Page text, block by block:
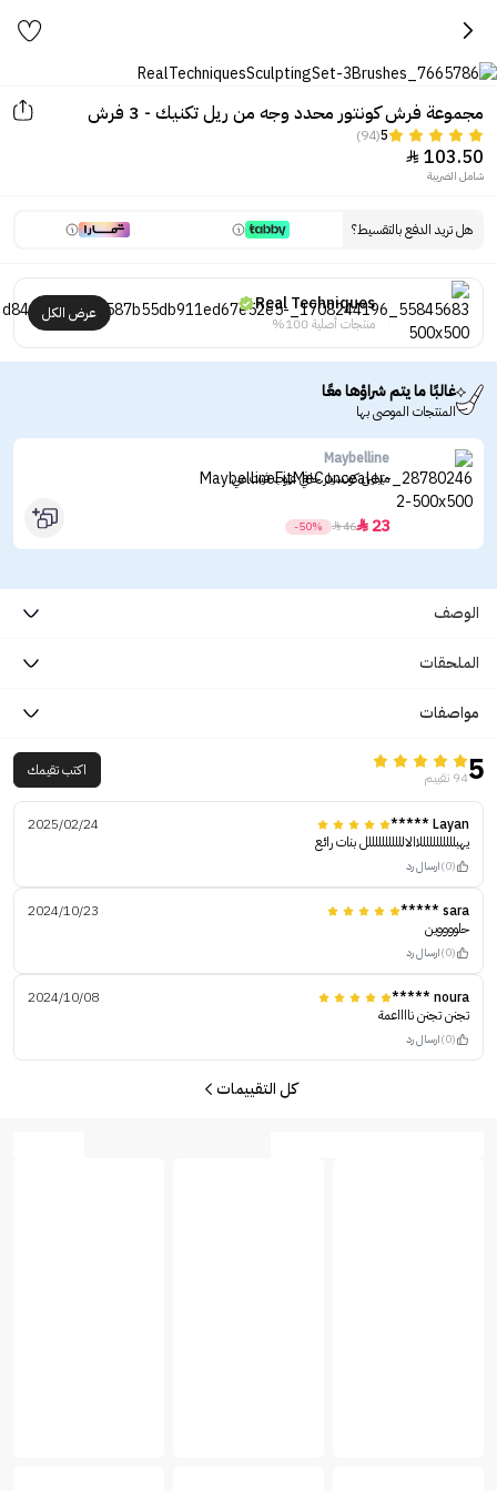
مجموعة فرش كونتور محدد وجه من ريل تكنيك - 3 فرش
5
(94)
103.50

شامل الضريبة
هل تريد الدفع بالتقسيط؟
Real Techniques
منتجات أصلية 100%
عرض الكل
غالبًا ما يتم شراؤها معًا
المنتجات الموصى بها
Maybelline
ميبلين كونسيلر خافي عيوب فيت مي
23

46

-50%
الوصف
الملحقات
مواصفات
594 تقييم اكتب تقيمك
Layan *****
2025/02/24
يهبلللللللللللاالالللللللللللل بنات رائع
(0) ارسال رد
sara *****
2024/10/23
حلووووين
(0) ارسال رد
noura *****
2024/10/08
تجنن تجنن نااااعمة
(0) ارسال رد
كل التقييمات